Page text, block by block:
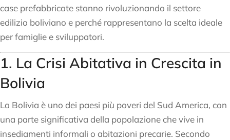
case prefabbricate stanno rivoluzionando il settore
edilizio boliviano e perché rappresentano la scelta ideale
per famiglie e sviluppatori.
1. La Crisi Abitativa in Crescita in
Bolivia
La Bolivia è uno dei paesi più poveri del Sud America, con
una parte significativa della popolazione che vive in
insediamenti informali o abitazioni precarie. Secondo